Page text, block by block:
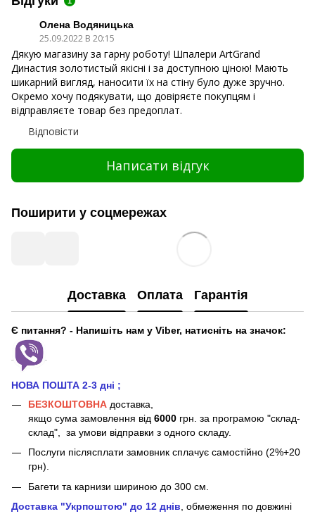
Олена Водяницька
25.09.2022 В 20:15
Дякую магазину за гарну роботу! Шпалери ArtGrand
Династия золотистый якісні і за доступною ціною! Мають
шикарний вигляд, наносити їх на стіну було дуже зручно.
Окремо хочу подякувати, що довіряєте покупцям і
відправляєте товар без предоплат.
Відповісти
Написати відгук
Поширити у соцмережах
Доставка Оплата Гарантія
Є питання? - Напишіть нам у Viber, натисніть на значок:
НОВА ПОШТА 2-3 дні ;
БЕЗКОШТОВНА доставка,
якщо сума замовлення від 6000 грн. за програмою "склад-
склад", за умови відправки з одного складу.
Послуги післясплати замовник сплачує самостійно (2%+20
грн).
Багети та карнизи шириною до 300 см.
Доставка "Укрпоштою" до 12 днів , обмеження по довжині